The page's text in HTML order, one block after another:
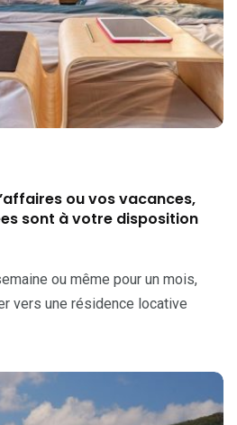
ou vos vacances,
sont à votre disposition
ou même pour un mois,
vers une résidence locative